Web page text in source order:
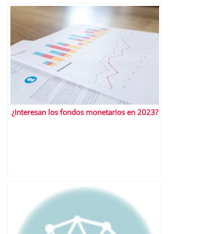
¿Interesan los fondos monetarios en 2023?